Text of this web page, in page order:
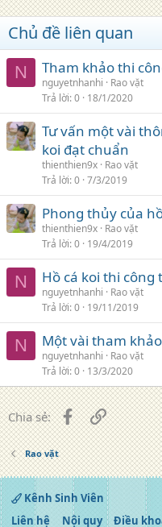
Chủ đề liên quan
N Tham khảo thi
nguyetnhanhi
Rao vặt
Trả lời 0 18/1/2020
Tư vấn một vài
koi đạt chuẩn
thienthien9x Rao vặt
Trả lời 0 7/3/2019
Phong thủy của
thienthien9x Rao vặt
Trả lời 0 19/4/2019
N Hồ cá koi thi
nguyetnhanhi
Rao vặt
Trả lời 0 19/11/2019
N Một vài tham
nguyetnhanhi
Rao vặt
Trả lời 0 13/3/2020
Chia sẻ: FacebookLiên kết
Rao vặt
Kênh Sinh Viên
Liên hệ
Nội quy Điều